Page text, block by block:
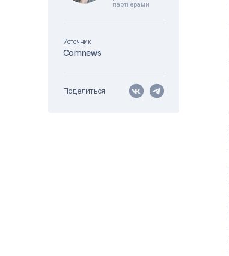
АВТОМАТИЗАЦИЯ ЭДО
Citeck
LOW-CODE BPM-ПЛАТФОРМА
Fundamento
И РАСПОЗНАВАНИЕ НА ОСНОВЕ
партнерами
Источник
Comnews
Поделиться